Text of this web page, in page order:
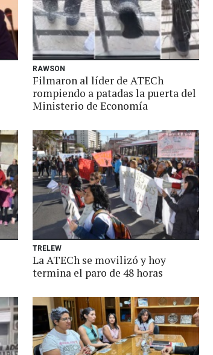
RAWSON
Filmaron al líder de ATECh
rompiendo a patadas la puerta del
Ministerio de Economía
TRELEW
La ATECh se movilizó y hoy
termina el paro de 48 horas